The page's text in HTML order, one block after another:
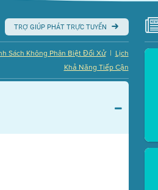
TRỢ GIÚP PHÁT TRỰC TUYẾN
Lịch
|
Sách Không Phân Biệt Đối Xử
Khả Năng Tiếp Cận